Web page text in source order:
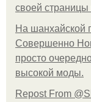
своей страницы
На шанхайской
Совершенно
просто
высокой моды.
Repost From